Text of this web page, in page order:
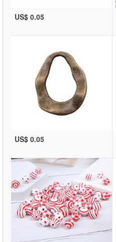
US$ 0.05
US$ 0.05